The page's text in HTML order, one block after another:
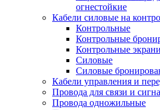
огнестойкие
Кабели силовые на
Контрольные
Контрольные
Контрольные
Силовые
Силовые
Кабели управления и
Провода для связи и
Провода одножильные